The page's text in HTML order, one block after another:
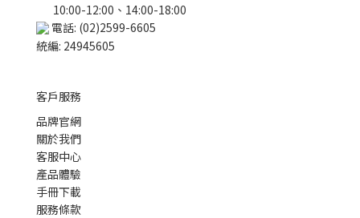
10:00-12:00、14:00-18:00
電話: (02)2599-6605
統編: 24945605
客戶服務
品牌官網
關於我們
客服中心
產品體驗
手冊下載
服務條款